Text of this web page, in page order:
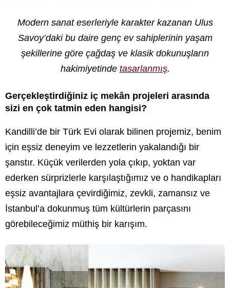
Modern sanat eserleriyle karakter kazanan Ulus
Savoy’daki bu daire genç ev sahiplerinin yaşam
şekillerine göre çağdaş ve klasik dokunuşların
hakimiyetinde tasarlanmış.
Gerçekleştirdiğiniz iç mekân projeleri arasında
sizi en çok tatmin eden hangisi?
Kandilli’de bir Türk Evi olarak bilinen projemiz, benim
için eşsiz deneyim ve lezzetlerin yakalandığı bir
şanstır. Küçük verilerden yola çıkıp, yoktan var
ederken sürprizlerle karşılaştığımız ve o handikapları
eşsiz avantajlara çevirdiğimiz, zevkli, zamansız ve
İstanbul’a dokunmuş tüm kültürlerin parçasını
görebileceğimiz müthiş bir karışım.